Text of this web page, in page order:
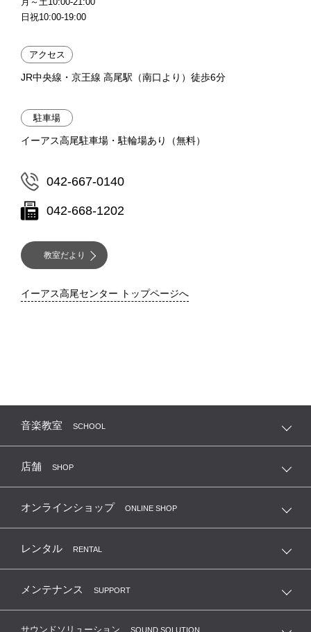
日祝10:00-19:00
アクセス
JR中央線・京王線 高尾駅（南口より）徒歩6分
駐車場
イーアス高尾駐車場・駐輪場あり（無料）
042-667-0140
042-668-1202
教室だより
イーアス高尾センター トップページへ
音楽教室 SCHOOL
店舗 SHOP
オンラインショップ ONLINE SHOP
レンタル RENTAL
メンテナンス SUPPORT
サウンドソリューション SOUND SOLUTION